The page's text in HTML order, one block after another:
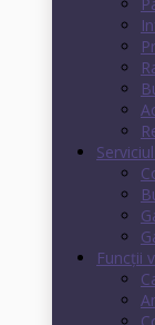
Funcții